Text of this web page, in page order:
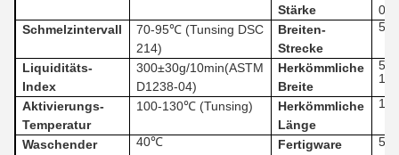
Stärke
Schmelzintervall
70-95℃ (Tunsing DSC
214)
Breiten-
Strecke
Liquiditäts-
Index
300±30g/10min(ASTM
D1238-04)
Herkömmliche
Breite
Aktivierungs-
Temperatur
100-130℃ (Tunsing)
Herkömmliche
Länge
Waschender 40℃ Fertigware